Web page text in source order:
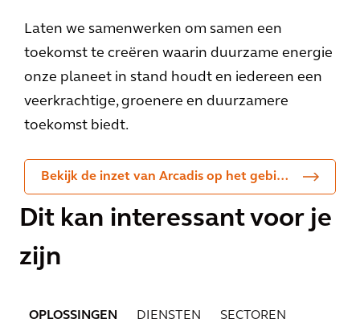
Laten we samenwerken om samen een
toekomst te creëren waarin duurzame energie
onze planeet in stand houdt en iedereen een
veerkrachtige, groenere en duurzamere
toekomst biedt.
Bekijk de inzet van Arcadis op het gebied van duurzaamheid en CO2-neutraliteit
Dit kan interessant voor je
zijn
OPLOSSINGEN DIENSTEN SECTOREN